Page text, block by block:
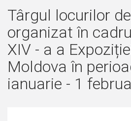
Târgul locurilor
organizat în
XIV - a a
Moldova în
ianuarie - 1